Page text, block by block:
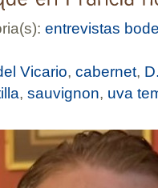
entrevistas
Vicario, cabernet,
, sauvignon, uva